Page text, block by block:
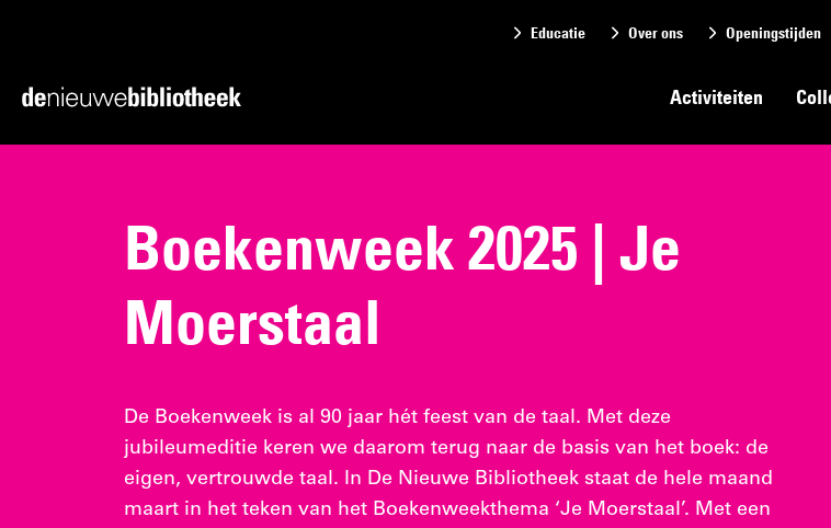
de
deGa
Activiteiten
Educatie Over ons Openingstijden
Boekenweek 2025 | Je
Moerstaal
De Boekenweek is al 90 jaar hét feest van de taal. Met deze
jubileumeditie keren we daarom terug naar de basis van het boek: de
eigen, vertrouwde taal. In De Nieuwe Bibliotheek staat de hele maand
maart in het teken van het Boekenweekthema ‘Je Moerstaal’. Met een